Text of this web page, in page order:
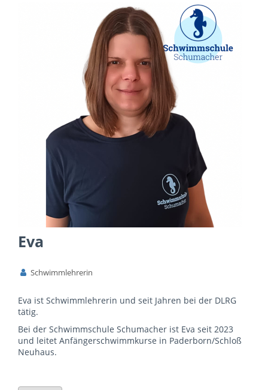
Eva
Schwimmlehrerin
Eva ist Schwimmlehrerin und seit Jahren bei der DLRG
tätig.
Bei der Schwimmschule Schumacher ist Eva seit 2023
und leitet Anfängerschwimmkurse in Paderborn/Schloß
Neuhaus.